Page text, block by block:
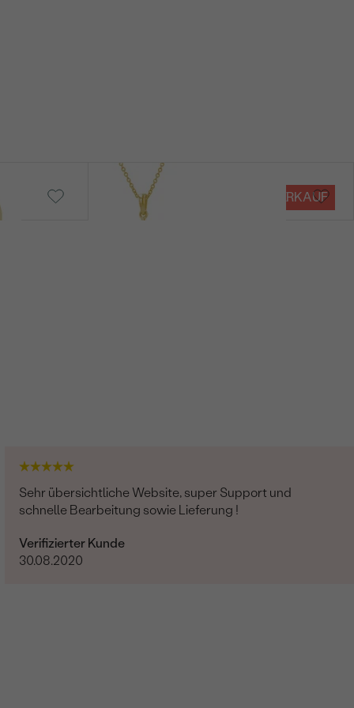
0.08 ct
3 x 1.5 mm (0.04ct)
Birne
Petal
€ 1 618 von € 1 442 VERKAUF
Sehr übersichtliche Website, super Support und
schnelle Bearbeitung sowie Lieferung !
Verifizierter Kunde
30.08.2020